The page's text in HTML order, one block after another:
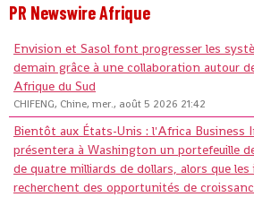
PR Newswire Afrique
Envision et Sasol font progresser les
demain grâce à une collaboration autour
Afrique du Sud
CHIFENG, Chine, mer., août 5 2026 21:42
Bientôt aux États-Unis : l'Africa Business
présentera à Washington un portefeuille
de quatre milliards de dollars, alors que
recherchent des opportunités de